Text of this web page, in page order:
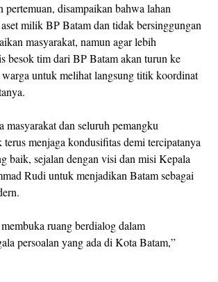
pertemuan, disampaikan bahwa lahan
milik BP Batam dan tidak bersinggungan
masyarakat, namun agar lebih
besok tim dari BP Batam akan turun ke
warga untuk melihat langsung titik koordinat
masyarakat dan seluruh pemangku
menjaga kondusifitas demi tercipatanya
baik, sejalan dengan visi dan misi Kepala
Rudi untuk menjadikan Batam sebagai
ruang berdialog dalam
persoalan yang ada di Kota Batam,”